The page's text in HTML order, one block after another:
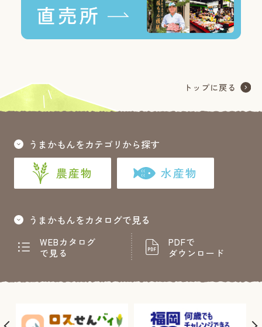
うまかもんをカテゴリから探す
農産物 水産物
うまかもんをカタログで見る
WEBカタログ
で見る
PDFで
ダウンロード